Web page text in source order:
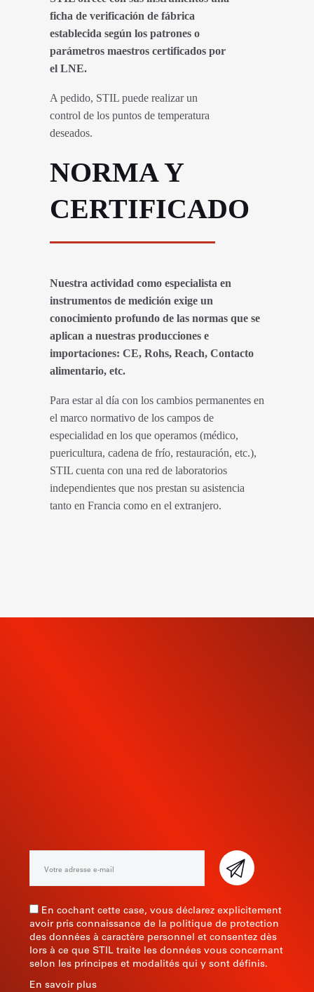
ficha de verificación de fábrica
establecida según los patrones o
parámetros maestros certificados por
el LNE.
A pedido, STIL puede realizar un
control de los puntos de temperatura
deseados.
NORMA Y
CERTIFICADO
Nuestra actividad como especialista en
instrumentos de medición exige un
conocimiento profundo de las normas que se
aplican a nuestras producciones e
importaciones: CE, Rohs, Reach, Contacto
alimentario, etc.
Para estar al día con los cambios permanentes en
el marco normativo de los campos de
especialidad en los que operamos (médico,
puericultura, cadena de frío, restauración, etc.),
STIL cuenta con una red de laboratorios
independientes que nos prestan su asistencia
tanto en Francia como en el extranjero.
En cochant cette case, vous déclarez explicitement
avoir pris connaissance de la politique de protection
des données à caractère personnel et consentez dès
lors à ce que STIL traite les données vous concernant
selon les principes et modalités qui y sont définis.
En savoir plus